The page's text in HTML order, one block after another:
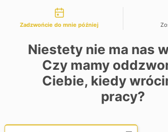
Możliwości kontaktu
Zadzwońcie do mnie później
Niestety nie ma nas
Czy mamy
Ciebie, kiedy
pracy?
Date and
Wybierz